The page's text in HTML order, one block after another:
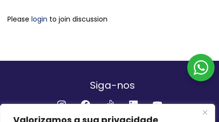
Please login to join discussion
Siga-nos